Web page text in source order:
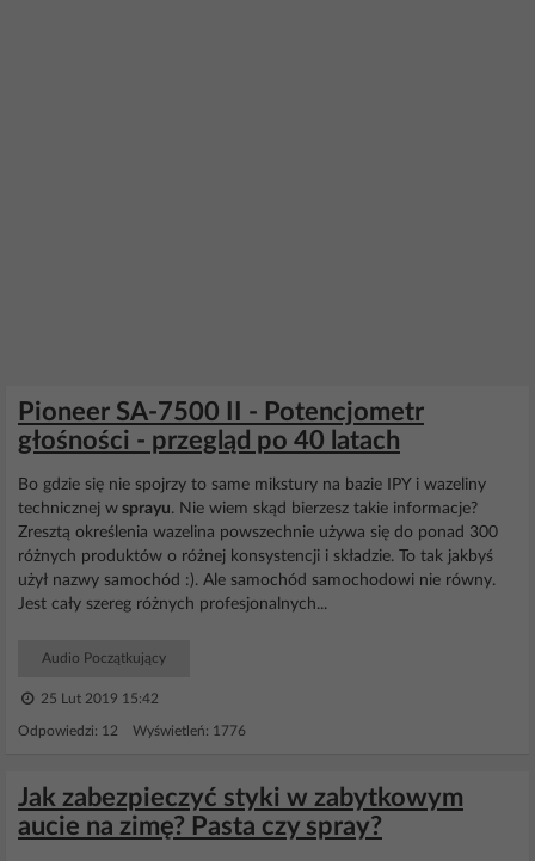
Pioneer SA-7500 II - Potencjometr
głośności - przegląd po 40 latach
Bo gdzie się nie spojrzy to same mikstury na bazie IPY i wazeliny
technicznej w sprayu. Nie wiem skąd bierzesz takie informacje?
Zresztą określenia wazelina powszechnie używa się do ponad 300
różnych produktów o różnej konsystencji i składzie. To tak jakbyś
użył nazwy samochód :). Ale samochód samochodowi nie równy.
Jest cały szereg różnych profesjonalnych...
Audio Początkujący
25 Lut 2019 15:42
Odpowiedzi: 12 Wyświetleń: 1776
Jak zabezpieczyć styki w zabytkowym
aucie na zimę? Pasta czy spray?